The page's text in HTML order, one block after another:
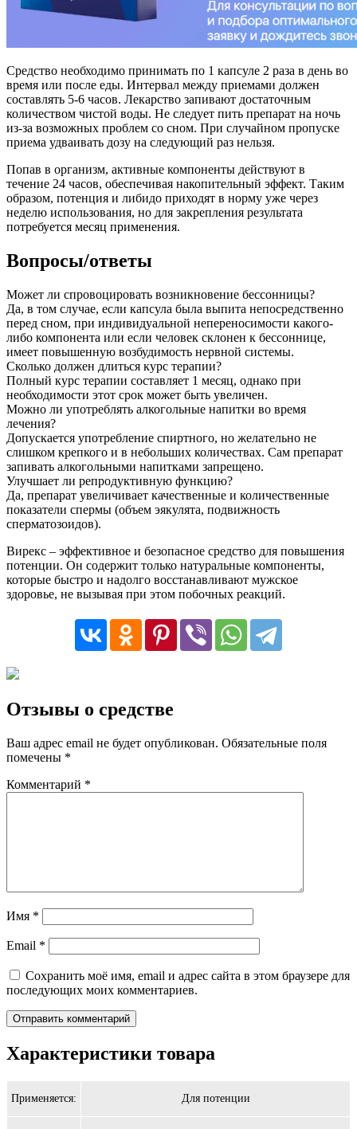
Средство необходимо принимать по 1 капсуле 2 раза в день во
время или после еды. Интервал между приемами должен
составлять 5-6 часов. Лекарство запивают достаточным
количеством чистой воды. Не следует пить препарат на ночь
из-за возможных проблем со сном. При случайном пропуске
приема удваивать дозу на следующий раз нельзя.
Попав в организм, активные компоненты действуют в
течение 24 часов, обеспечивая накопительный эффект. Таким
образом, потенция и либидо приходят в норму уже через
неделю использования, но для закрепления результата
потребуется месяц применения.
Вопросы/ответы
Может ли спровоцировать возникновение бессонницы?
Да, в том случае, если капсула была выпита непосредственно
перед сном, при индивидуальной непереносимости какого-
либо компонента или если человек склонен к бессоннице,
имеет повышенную возбудимость нервной системы.
Сколько должен длиться курс терапии?
Полный курс терапии составляет 1 месяц, однако при
необходимости этот срок может быть увеличен.
Можно ли употреблять алкогольные напитки во время
лечения?
Допускается употребление спиртного, но желательно не
слишком крепкого и в небольших количествах. Сам препарат
запивать алкогольными напитками запрещено.
Улучшает ли репродуктивную функцию?
Да, препарат увеличивает качественные и количественные
показатели спермы (объем эякулята, подвижность
сперматозоидов).
Вирекс – эффективное и безопасное средство для повышения
потенции. Он содержит только натуральные компоненты,
которые быстро и надолго восстанавливают мужское
здоровье, не вызывая при этом побочных реакций.
Отзывы о средстве
Ваш адрес email не будет опубликован. Обязательные поля
помечены *
Комментарий *
Имя *
Email *
Сохранить моё имя, email и адрес сайта в этом браузере для
последующих моих комментариев.
Характеристики товара
Применяется: Для потенции